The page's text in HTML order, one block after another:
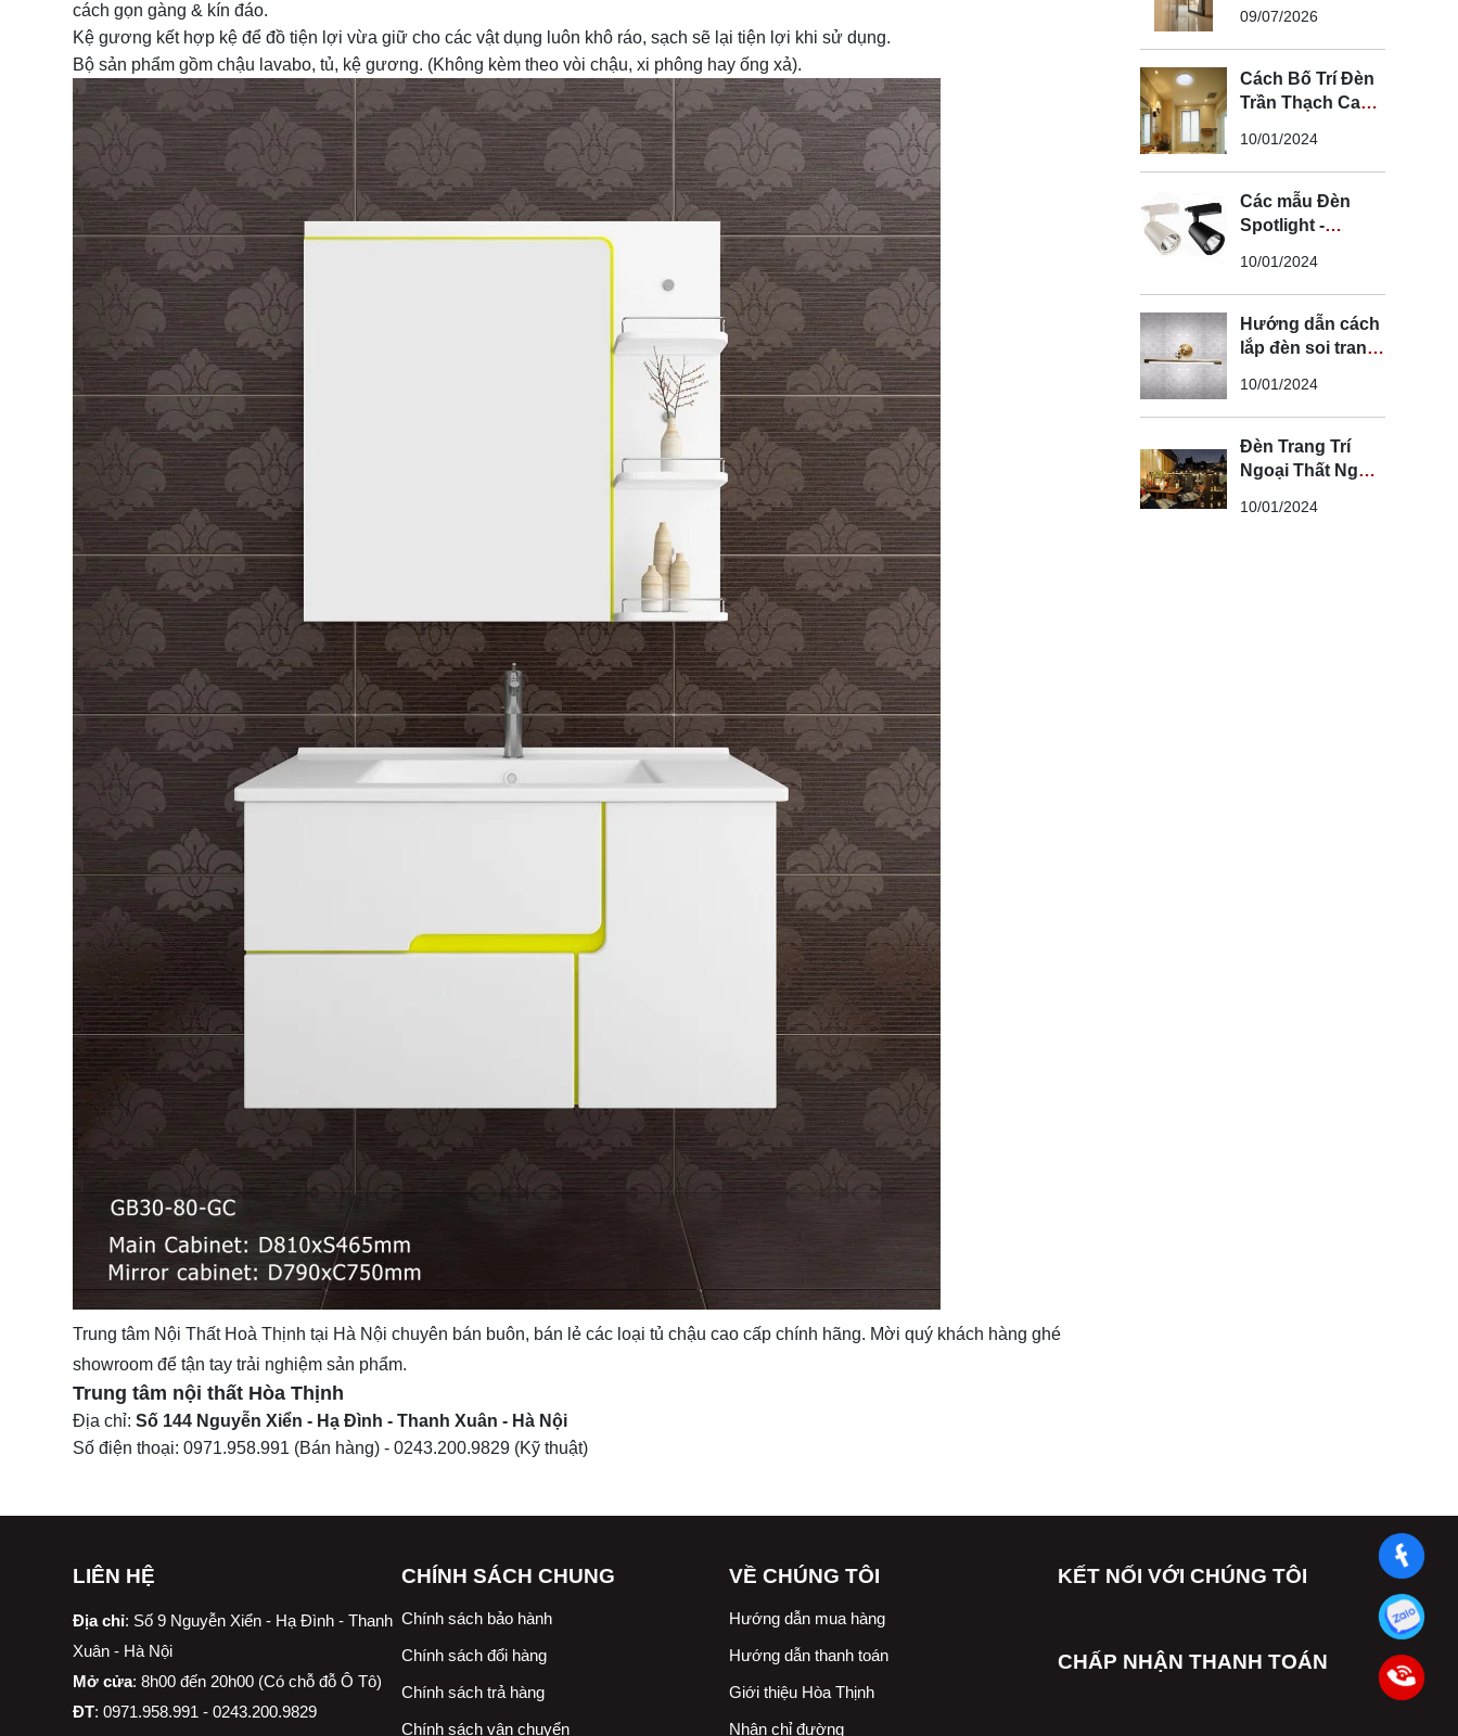
cách gọn gàng & kín đáo.
Kệ gương kết hợp kệ để đồ tiện lợi vừa giữ cho các vật dụng luôn khô ráo, sạch sẽ lại tiện lợi khi sử dụng.
Bộ sản phẩm gồm chậu lavabo, tủ, kệ gương. (Không kèm theo vòi chậu, xi phông hay ống xả).
Trung tâm Nội Thất Hoà Thịnh tại Hà Nội chuyên bán buôn, bán lẻ các loại tủ chậu cao cấp chính hãng. Mời quý khách hàng ghé
showroom để tận tay trải nghiệm sản phẩm.
Trung tâm nội thất Hòa Thịnh
Địa chỉ: Số 144 Nguyễn Xiển - Hạ Đình - Thanh Xuân - Hà Nội
Số điện thoại: 0971.958.991 (Bán hàng) - 0243.200.9829 (Kỹ thuật)
nhôm phù hợp
09/07/2026
Cách Bố Trí Đèn
Trần Thạch Cao
Lắp Đèn Trần
Thạch Cao
10/01/2024
Các mẫu Đèn
Spotlight -
- Spotlight rọi ray
10/01/2024
Hướng dẫn cách
lắp đèn soi tranh
an toàn
10/01/2024
Đèn Trang Trí
Ngoại Thất Ngoài
Thất Trang Trí
10/01/2024
LIÊN HỆ
Địa chỉ: Số 9 Nguyễn Xiển - Hạ Đình - Thanh
Xuân - Hà Nội
Mở cửa: 8h00 đến 20h00 (Có chỗ đỗ Ô Tô)
ĐT: 0971.958.991 - 0243.200.9829
CHÍNH SÁCH CHUNG
Chính sách bảo hành
Chính sách đổi hàng
Chính sách trả hàng
Chính sách vận chuyển
VỀ CHÚNG TÔI
Hướng dẫn mua hàng
Hướng dẫn thanh toán
Giới thiệu Hòa Thịnh
Nhận chỉ đường
KẾT NỐI VỚI CHÚNG TÔI
CHẤP NHẬN THANH TOÁN